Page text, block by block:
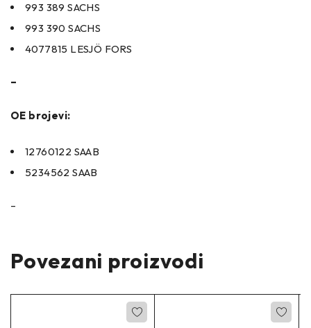
993 389 SACHS
993 390 SACHS
4077815 LESJÖ FORS
–
OE brojevi:
12760122 SAAB
5234562 SAAB
–
Povezani proizvodi